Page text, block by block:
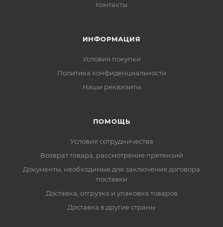
Контакты
ИНФОРМАЦИЯ
Условия покупки
Политика конфиденциальности
Наши реквизиты
ПОМОЩЬ
Условия сотрудничества
Возврат товара, рассмотрение претензий
Документы, необходимые для заключения договора
поставки
Доставка, отгрузка и упаковка товаров
Доставка в другие страны